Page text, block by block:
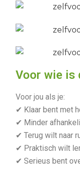
Voor wie is
Voor jou als je:
✔ Klaar bent met
✔ Minder
✔ Terug wilt naar
✔ Praktisch wilt
✔ Serieus bent